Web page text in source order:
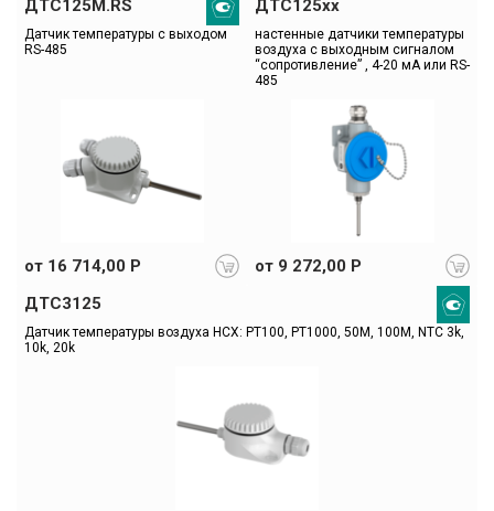
ДТС125М.RS
Датчик температуры с выходом
RS-485
от 16 714,00 Р
ДТС125хх
настенные датчики температуры
воздуха с выходным сигналом
“сопротивление” , 4-20 мА или RS-
485
от 9 272,00 Р
ДТС3125
Датчик температуры воздуха НСХ: РТ100, РТ1000, 50М, 100М, NTC 3k,
10k, 20k